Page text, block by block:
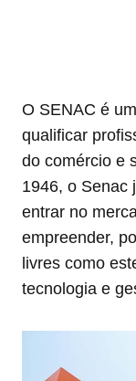
O SENAC é
qualificar
do comércio e
1946, o Senac
entrar no
empreender,
livres como
tecnologia e